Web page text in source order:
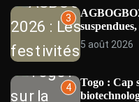
3
5 août 2026
4
Togo : Cap